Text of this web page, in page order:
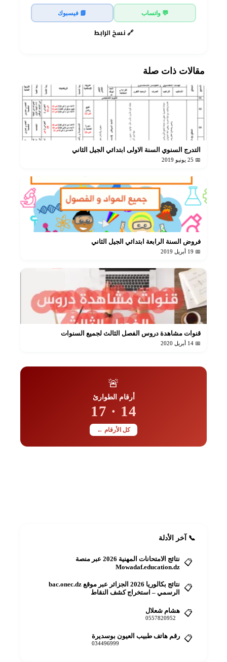
💬 واتساب 📘 فيسبوك
🔗 نسخ الرابط
مقالات ذات صلة
التدرج السنوي السنة الاولى ابتدائي الجيل الثاني
📅 25 يونيو 2019
فروض السنة الرابعة ابتدائي الجيل الثاني
📅 19 أبريل 2019
قنوات مشاهدة دروس الفصل الثالث لجميع السنوات
📅 14 أبريل 2020
🚨
أرقام الطوارئ
14 · 17
كل الأرقام ←
📞 آخر الأدلة
📋
نتائج الامتحانات المهنية 2026 عبر منصة
Mowadaf.education.dz
📋
نتائج بكالوريا 2026 الجزائر عبر موقع bac.onec.dz
الرسمي – استخراج كشف النقاط
📋 هشام شعلال
0557820952
📋 رقم هاتف طبيب العيون بوسديرة
034496999